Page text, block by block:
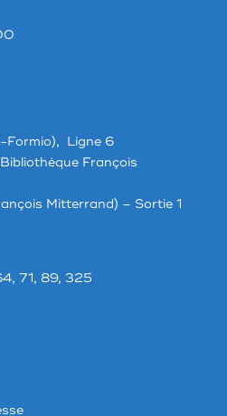
Formio), Ligne 6
François
Mitterrand) – Sortie 1
71, 89, 325